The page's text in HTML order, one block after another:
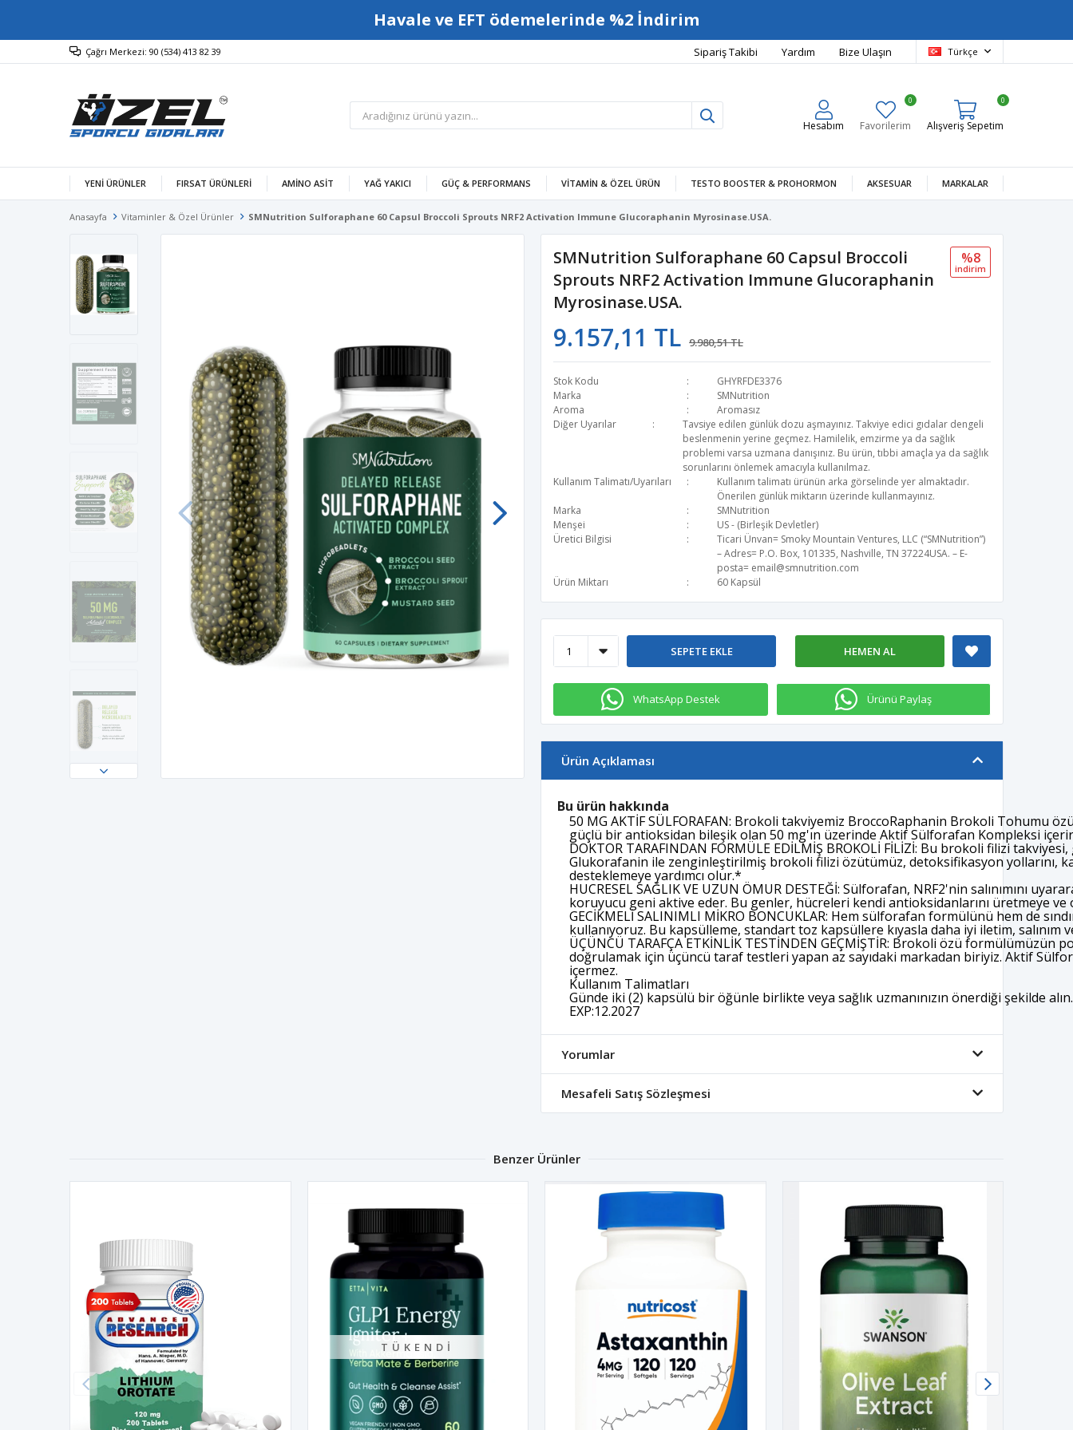
Havale ve EFT ödemelerinde %2 İndirim
Çağrı Merkezi: 90 (534) 413 82 39 Sipariş Takibi Yardım Bize Ulaşın Türkçe
Hesabım Favorilerim
0
Alışveriş Sepetim
0
YENİ ÜRÜNLER FIRSAT ÜRÜNLERİ AMINO ASIT YAĞ YAKICI GÜÇ & PERFORMANS VITAMIN & ÖZEL ÜRÜN TESTO BOOSTER & PROHORMON AKSESUAR MARKALAR
Anasayfa Vitaminler & Özel Ürünler SMNutrition Sulforaphane 60 Capsul Broccoli Sprouts NRF2 Activation Immune Glucoraphanin Myrosinase.USA.
SMNutrition Sulforaphane 60 Capsul Broccoli
Sprouts NRF2 Activation Immune Glucoraphanin
Myrosinase.USA.
9.157,11 TL 9.980,51 TL
%8
i̇ndi̇ri̇m
Stok Kodu
GHYRFDE3376
Marka
SMNutrition
Aroma
Aromasız
Diğer Uyarılar
Tavsiye edilen günlük dozu aşmayınız. Takviye edici gıdalar dengeli
beslenmenin yerine geçmez. Hamilelik, emzirme ya da sağlık
problemi varsa uzmana danışınız. Bu ürün, tıbbi amaçla ya da sağlık
sorunlarını önlemek amacıyla kullanılmaz.
Kullanım Talimatı/Uyarıları
Kullanım talimatı ürünün arka görselinde yer almaktadır.
Önerilen günlük miktarın üzerinde kullanmayınız.
Marka
SMNutrition
Menşei
US - (Birleşik Devletler)
Üretici Bilgisi
Ticari Ünvan= Smoky Mountain Ventures, LLC (“SMNutrition”)
– Adres= P.O. Box, 101335, Nashville, TN 37224USA. – E-
posta= email@smnutrition.com
Ürün Miktarı
60 Kapsül
HEMEN AL
SEPETE EKLE
WhatsApp Destek Ürünü Paylaş
Ürün Açıklaması
Bu ürün hakkında
50 MG AKTİF SÜLFORAFAN: Brokoli takviyemiz BroccoRaphanin Brokoli Tohumu
güçlü bir antioksidan bileşik olan 50 mg'ın üzerinde Aktif Sülforafan Kompleksi
DOKTOR TARAFINDAN FORMÜLE EDİLMİŞ BROKOLİ FİLİZİ: Bu brokoli filizi
Glukorafanin ile zenginleştirilmiş brokoli filizi özütümüz, detoksifikasyon yollarını,
desteklemeye yardımcı olur.*
HUCRESEL SAĞLIK VE UZUN ÖMUR DESTEĞİ: Sülforafan, NRF2'nin salınımını
koruyucu geni aktive eder. Bu genler, hücreleri kendi antioksidanlarını üretmeye
GECİKMELİ SALINIMLI MİKRO BONCUKLAR: Hem sülforafan formülünü hem de
kullanıyoruz. Bu kapsülleme, standart toz kapsüllere kıyasla daha iyi iletim, salınım
ÜÇÜNCÜ TARAFÇA ETKİNLİK TESTİNDEN GEÇMİŞTİR: Brokoli özü
doğrulamak için üçüncü taraf testleri yapan az sayıdaki markadan biriyiz. Aktif
içermez.
Kullanım Talimatları
Günde iki (2) kapsülü bir öğünle birlikte veya sağlık uzmanınızın önerdiği şekilde alın.
EXP:12.2027
Yorumlar
Mesafeli Satış Sözleşmesi
Benzer Ürünler
TÜKENDI